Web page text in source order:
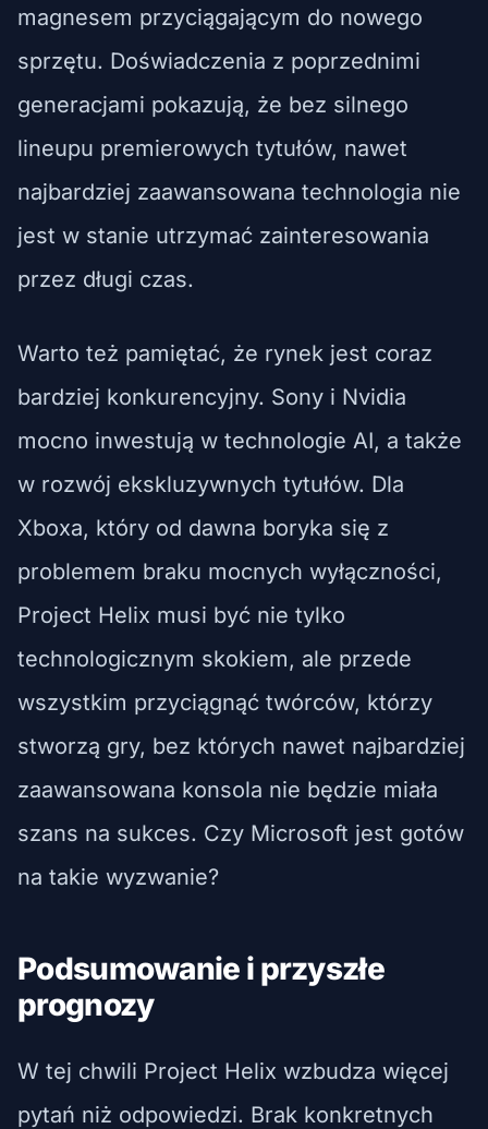
magnesem przyciągającym do nowego
sprzętu. Doświadczenia z poprzednimi
generacjami pokazują, że bez silnego
lineupu premierowych tytułów, nawet
najbardziej zaawansowana technologia nie
jest w stanie utrzymać zainteresowania
przez długi czas.
Warto też pamiętać, że rynek jest coraz
bardziej konkurencyjny. Sony i Nvidia
mocno inwestują w technologie AI, a także
w rozwój ekskluzywnych tytułów. Dla
Xboxa, który od dawna boryka się z
problemem braku mocnych wyłączności,
Project Helix musi być nie tylko
technologicznym skokiem, ale przede
wszystkim przyciągnąć twórców, którzy
stworzą gry, bez których nawet najbardziej
zaawansowana konsola nie będzie miała
szans na sukces. Czy Microsoft jest gotów
na takie wyzwanie?
Podsumowanie i przyszłe
prognozy
W tej chwili Project Helix wzbudza więcej
pytań niż odpowiedzi. Brak konkretnych